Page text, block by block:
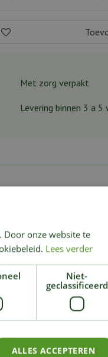
Met zorg verpakt
Levering binnen 3 a 5
Door onze website te
Lees verder
Niet-
geclassificeerd
ALLES ACCEPTEREN